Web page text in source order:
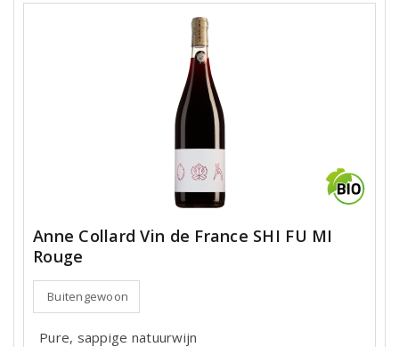
Anne Collard Vin de France SHI FU MI
Rouge
Buitengewoon
Pure, sappige natuurwijn